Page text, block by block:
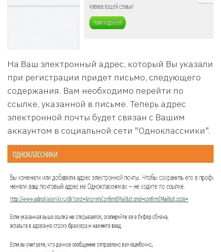
На Ваш электронный адрес, который Вы указали
при регистрации придет письмо, следующего
содержания. Вам необходимо перейти по
ссылке, указанной в письме. Теперь адрес
электронной почты будет связан с Вашим
аккаунтом в социальной сети "Одноклассники".